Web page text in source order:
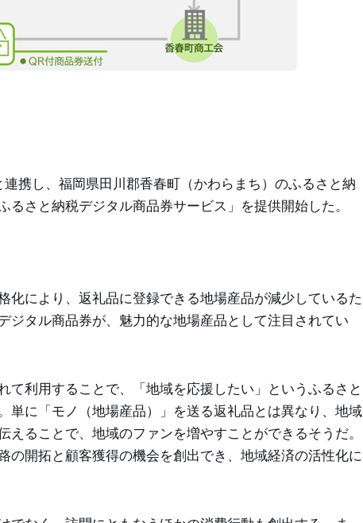
携し、福岡県田川郡香春町（かわらまち）のふるさと納
さと納税デジタル商品券サービス」を提供開始した。
化により、返礼品に登録できる地場産品が減少しているた
ジタル商品券が、魅力的な地場産品として注目されてい
て利用することで、「地域を応援したい」というふるさと
単に「モノ（地場産品）」を送る返礼品とは異なり、地域
ることで、地域のファンを増やすことができるそうだ。
の開拓と顧客獲得の機会を創出でき、地域経済の活性化に